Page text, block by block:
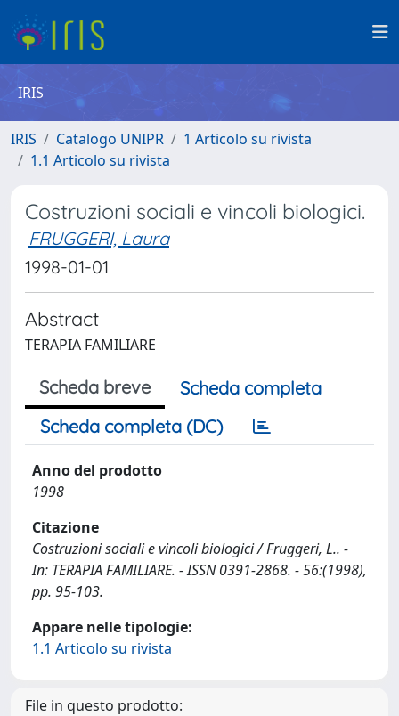
IRIS
IRIS Catalogo UNIPR
1 Articolo su rivista
1.1 Articolo su rivista
Costruzioni sociali e vincoli biologici.
FRUGGERI, Laura
1998-01-01
Abstract
TERAPIA FAMILIARE
Scheda breve
Scheda completa
Scheda completa (DC)
Anno del prodotto
1998
Citazione
Costruzioni sociali e vincoli biologici / Fruggeri, L.. -
In: TERAPIA FAMILIARE. - ISSN 0391-2868. - 56:(1998),
pp. 95-103.
Appare nelle tipologie:
1.1 Articolo su rivista
File in questo prodotto: